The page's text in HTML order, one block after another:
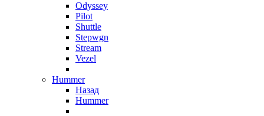
Odyssey
Pilot
Shuttle
Stepwgn
Stream
Vezel
Hummer
Назад
Hummer